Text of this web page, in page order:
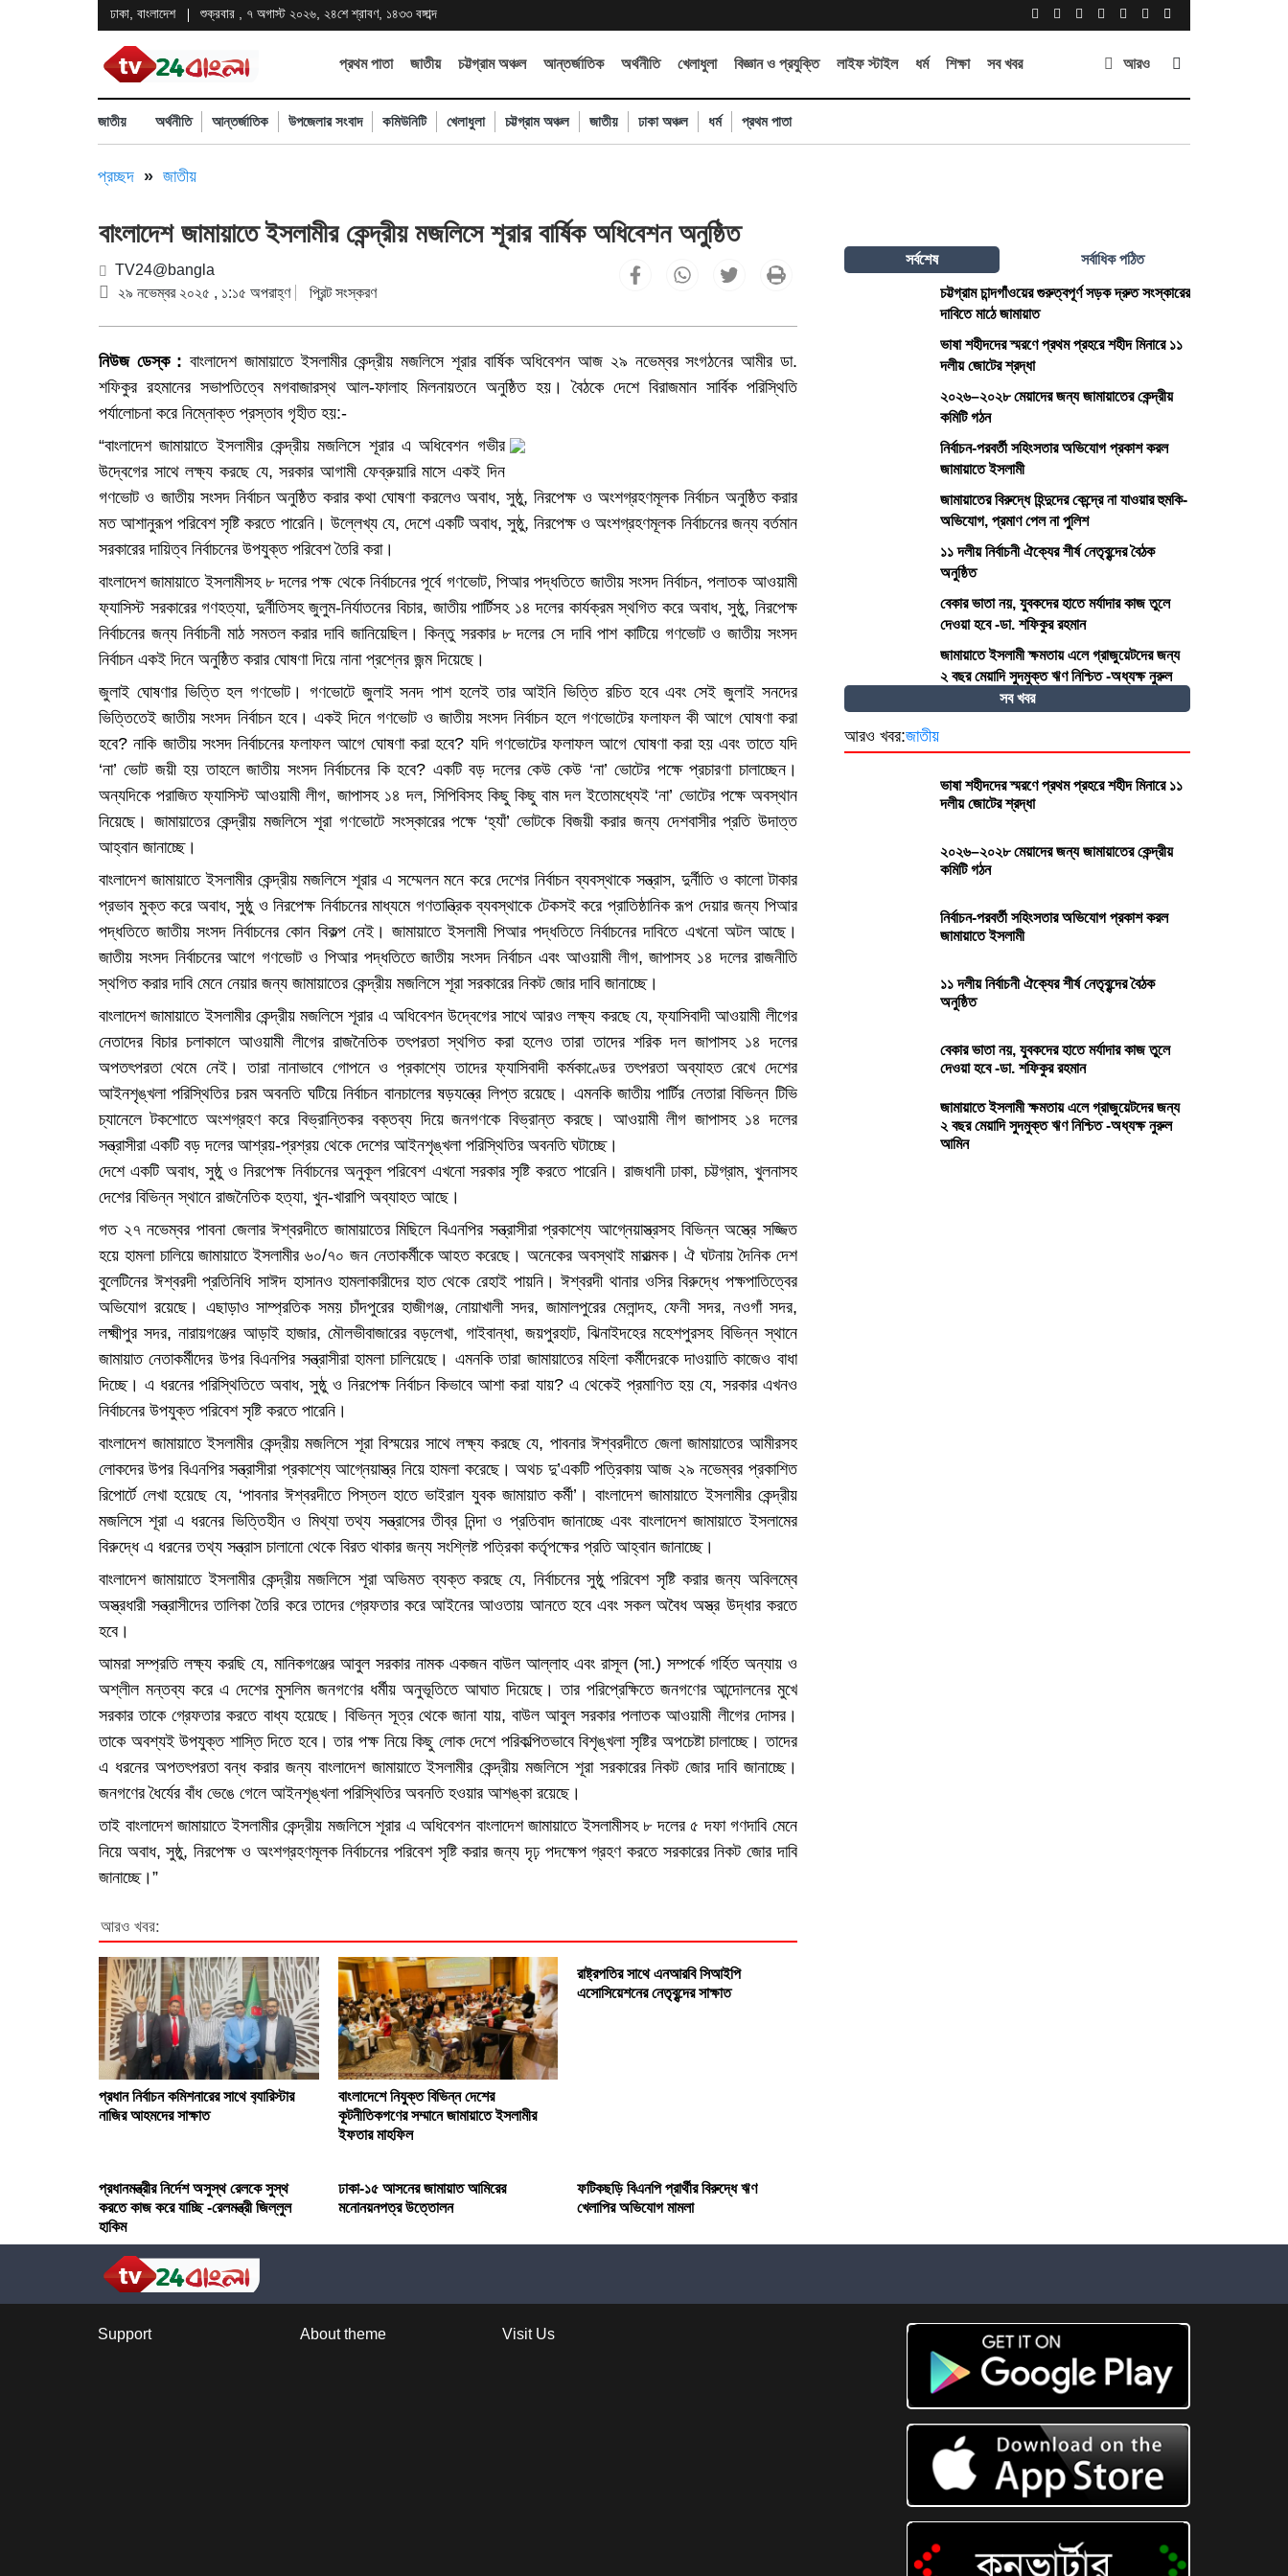
ঢাকা, বাংলাদেশ শুক্রবার , ৭ অগাস্ট ২০২৬, ২৪শে শ্রাবণ, ১৪৩৩ বঙ্গাব্দ
প্রথম পাতা জাতীয় চট্টগ্রাম অঞ্চল আন্তর্জাতিক অর্থনীতি খেলাধুলা বিজ্ঞান ও প্রযুক্তি লাইফ স্টাইল ধর্ম শিক্ষা সব খবর আরও
জাতীয় অর্থনীতি আন্তর্জাতিক উপজেলার সংবাদ কমিউনিটি খেলাধুলা চট্টগ্রাম অঞ্চল জাতীয় ঢাকা অঞ্চল ধর্ম প্রথম পাতা
প্রচ্ছদ » জাতীয়
বাংলাদেশ জামায়াতে ইসলামীর কেন্দ্রীয় মজলিসে শূরার বার্ষিক অধিবেশন অনুষ্ঠিত
TV24@bangla
২৯ নভেম্বর ২০২৫ , ১:১৫ অপরাহ্ণ
প্রিন্ট সংস্করণ
নিউজ ডেস্ক :বাংলাদেশ জামায়াতে ইসলামীর কেন্দ্রীয় মজলিসে শূরার বার্ষিক অধিবেশন আজ ২৯ নভেম্বর সংগঠনের আমীর ডা.
শফিকুর রহমানের সভাপতিত্বে মগবাজারস্থ আল-ফালাহ মিলনায়তনে অনুষ্ঠিত হয়। বৈঠকে দেশে বিরাজমান সার্বিক পরিস্থিতি
পর্যালোচনা করে নিম্নোক্ত প্রস্তাব গৃহীত হয়:-
“বাংলাদেশ জামায়াতে ইসলামীর কেন্দ্রীয় মজলিসে শূরার এ অধিবেশন গভীর
উদ্বেগের সাথে লক্ষ্য করছে যে, সরকার আগামী ফেব্রুয়ারি মাসে একই দিন
গণভোট ও জাতীয় সংসদ নির্বাচন অনুষ্ঠিত করার কথা ঘোষণা করলেও অবাধ, সুষ্ঠু, নিরপেক্ষ ও অংশগ্রহণমূলক নির্বাচন অনুষ্ঠিত করার
মত আশানুরূপ পরিবেশ সৃষ্টি করতে পারেনি। উল্লেখ্য যে, দেশে একটি অবাধ, সুষ্ঠু, নিরপেক্ষ ও অংশগ্রহণমূলক নির্বাচনের জন্য বর্তমান
সরকারের দায়িত্ব নির্বাচনের উপযুক্ত পরিবেশ তৈরি করা।
বাংলাদেশ জামায়াতে ইসলামীসহ ৮ দলের পক্ষ থেকে নির্বাচনের পূর্বে গণভোট, পিআর পদ্ধতিতে জাতীয় সংসদ নির্বাচন, পলাতক আওয়ামী
ফ্যাসিস্ট সরকারের গণহত্যা, দুর্নীতিসহ জুলুম-নির্যাতনের বিচার, জাতীয় পার্টিসহ ১৪ দলের কার্যক্রম স্থগিত করে অবাধ, সুষ্ঠু, নিরপেক্ষ
নির্বাচনের জন্য নির্বাচনী মাঠ সমতল করার দাবি জানিয়েছিল। কিন্তু সরকার ৮ দলের সে দাবি পাশ কাটিয়ে গণভোট ও জাতীয় সংসদ
নির্বাচন একই দিনে অনুষ্ঠিত করার ঘোষণা দিয়ে নানা প্রশ্নের জন্ম দিয়েছে।
জুলাই ঘোষণার ভিত্তি হল গণভোট। গণভোটে জুলাই সনদ পাশ হলেই তার আইনি ভিত্তি রচিত হবে এবং সেই জুলাই সনদের
ভিত্তিতেই জাতীয় সংসদ নির্বাচন হবে। একই দিনে গণভোট ও জাতীয় সংসদ নির্বাচন হলে গণভোটের ফলাফল কী আগে ঘোষণা করা
হবে? নাকি জাতীয় সংসদ নির্বাচনের ফলাফল আগে ঘোষণা করা হবে? যদি গণভোটের ফলাফল আগে ঘোষণা করা হয় এবং তাতে যদি
‘না’ ভোট জয়ী হয় তাহলে জাতীয় সংসদ নির্বাচনের কি হবে? একটি বড় দলের কেউ কেউ ‘না’ ভোটের পক্ষে প্রচারণা চালাচ্ছেন।
অন্যদিকে পরাজিত ফ্যাসিস্ট আওয়ামী লীগ, জাপাসহ ১৪ দল, সিপিবিসহ কিছু কিছু বাম দল ইতোমধ্যেই ‘না’ ভোটের পক্ষে অবস্থান
নিয়েছে। জামায়াতের কেন্দ্রীয় মজলিসে শূরা গণভোটে সংস্কারের পক্ষে ‘হ্যাঁ’ ভোটকে বিজয়ী করার জন্য দেশবাসীর প্রতি উদাত্ত
আহ্বান জানাচ্ছে।
বাংলাদেশ জামায়াতে ইসলামীর কেন্দ্রীয় মজলিসে শূরার এ সম্মেলন মনে করে দেশের নির্বাচন ব্যবস্থাকে সন্ত্রাস, দুর্নীতি ও কালো টাকার
প্রভাব মুক্ত করে অবাধ, সুষ্ঠু ও নিরপেক্ষ নির্বাচনের মাধ্যমে গণতান্ত্রিক ব্যবস্থাকে টেকসই করে প্রাতিষ্ঠানিক রূপ দেয়ার জন্য পিআর
পদ্ধতিতে জাতীয় সংসদ নির্বাচনের কোন বিকল্প নেই। জামায়াতে ইসলামী পিআর পদ্ধতিতে নির্বাচনের দাবিতে এখনো অটল আছে।
জাতীয় সংসদ নির্বাচনের আগে গণভোট ও পিআর পদ্ধতিতে জাতীয় সংসদ নির্বাচন এবং আওয়ামী লীগ, জাপাসহ ১৪ দলের রাজনীতি
স্থগিত করার দাবি মেনে নেয়ার জন্য জামায়াতের কেন্দ্রীয় মজলিসে শূরা সরকারের নিকট জোর দাবি জানাচ্ছে।
বাংলাদেশ জামায়াতে ইসলামীর কেন্দ্রীয় মজলিসে শূরার এ অধিবেশন উদ্বেগের সাথে আরও লক্ষ্য করছে যে, ফ্যাসিবাদী আওয়ামী লীগের
নেতাদের বিচার চলাকালে আওয়ামী লীগের রাজনৈতিক তৎপরতা স্থগিত করা হলেও তারা তাদের শরিক দল জাপাসহ ১৪ দলের
অপতৎপরতা থেমে নেই। তারা নানাভাবে গোপনে ও প্রকাশ্যে তাদের ফ্যাসিবাদী কর্মকাণ্ডের তৎপরতা অব্যাহত রেখে দেশের
আইনশৃঙ্খলা পরিস্থিতির চরম অবনতি ঘটিয়ে নির্বাচন বানচালের ষড়যন্ত্রে লিপ্ত রয়েছে। এমনকি জাতীয় পার্টির নেতারা বিভিন্ন টিভি
চ্যানেলে টকশোতে অংশগ্রহণ করে বিভ্রান্তিকর বক্তব্য দিয়ে জনগণকে বিভ্রান্ত করছে। আওয়ামী লীগ জাপাসহ ১৪ দলের
সন্ত্রাসীরা একটি বড় দলের আশ্রয়-প্রশ্রয় থেকে দেশের আইনশৃঙ্খলা পরিস্থিতির অবনতি ঘটাচ্ছে।
দেশে একটি অবাধ, সুষ্ঠু ও নিরপেক্ষ নির্বাচনের অনুকূল পরিবেশ এখনো সরকার সৃষ্টি করতে পারেনি। রাজধানী ঢাকা, চট্টগ্রাম, খুলনাসহ
দেশের বিভিন্ন স্থানে রাজনৈতিক হত্যা, খুন-খারাপি অব্যাহত আছে।
গত ২৭ নভেম্বর পাবনা জেলার ঈশ্বরদীতে জামায়াতের মিছিলে বিএনপির সন্ত্রাসীরা প্রকাশ্যে আগ্নেয়াস্ত্রসহ বিভিন্ন অস্ত্রে সজ্জিত
হয়ে হামলা চালিয়ে জামায়াতে ইসলামীর ৬০/৭০ জন নেতাকর্মীকে আহত করেছে। অনেকের অবস্থাই মারাত্মক। ঐ ঘটনায় দৈনিক দেশ
বুলেটিনের ঈশ্বরদী প্রতিনিধি সাঈদ হাসানও হামলাকারীদের হাত থেকে রেহাই পায়নি। ঈশ্বরদী থানার ওসির বিরুদ্ধে পক্ষপাতিত্বের
অভিযোগ রয়েছে। এছাড়াও সাম্প্রতিক সময় চাঁদপুরের হাজীগঞ্জ, নোয়াখালী সদর, জামালপুরের মেলান্দহ, ফেনী সদর, নওগাঁ সদর,
লক্ষ্মীপুর সদর, নারায়গঞ্জের আড়াই হাজার, মৌলভীবাজারের বড়লেখা, গাইবান্ধা, জয়পুরহাট, ঝিনাইদহের মহেশপুরসহ বিভিন্ন স্থানে
জামায়াত নেতাকর্মীদের উপর বিএনপির সন্ত্রাসীরা হামলা চালিয়েছে। এমনকি তারা জামায়াতের মহিলা কর্মীদেরকে দাওয়াতি কাজেও বাধা
দিচ্ছে। এ ধরনের পরিস্থিতিতে অবাধ, সুষ্ঠু ও নিরপেক্ষ নির্বাচন কিভাবে আশা করা যায়? এ থেকেই প্রমাণিত হয় যে, সরকার এখনও
নির্বাচনের উপযুক্ত পরিবেশ সৃষ্টি করতে পারেনি।
বাংলাদেশ জামায়াতে ইসলামীর কেন্দ্রীয় মজলিসে শূরা বিস্ময়ের সাথে লক্ষ্য করছে যে, পাবনার ঈশ্বরদীতে জেলা জামায়াতের আমীরসহ
লোকদের উপর বিএনপির সন্ত্রাসীরা প্রকাশ্যে আগ্নেয়াস্ত্র নিয়ে হামলা করেছে। অথচ দু’একটি পত্রিকায় আজ ২৯ নভেম্বর প্রকাশিত
রিপোর্টে লেখা হয়েছে যে, ‘পাবনার ঈশ্বরদীতে পিস্তল হাতে ভাইরাল যুবক জামায়াত কর্মী’। বাংলাদেশ জামায়াতে ইসলামীর কেন্দ্রীয়
মজলিসে শূরা এ ধরনের ভিত্তিহীন ও মিথ্যা তথ্য সন্ত্রাসের তীব্র নিন্দা ও প্রতিবাদ জানাচ্ছে এবং বাংলাদেশ জামায়াতে ইসলামের
বিরুদ্ধে এ ধরনের তথ্য সন্ত্রাস চালানো থেকে বিরত থাকার জন্য সংশ্লিষ্ট পত্রিকা কর্তৃপক্ষের প্রতি আহ্বান জানাচ্ছে।
বাংলাদেশ জামায়াতে ইসলামীর কেন্দ্রীয় মজলিসে শূরা অভিমত ব্যক্ত করছে যে, নির্বাচনের সুষ্ঠু পরিবেশ সৃষ্টি করার জন্য অবিলম্বে
অস্ত্রধারী সন্ত্রাসীদের তালিকা তৈরি করে তাদের গ্রেফতার করে আইনের আওতায় আনতে হবে এবং সকল অবৈধ অস্ত্র উদ্ধার করতে
হবে।
আমরা সম্প্রতি লক্ষ্য করছি যে, মানিকগঞ্জের আবুল সরকার নামক একজন বাউল আল্লাহ এবং রাসূল (সা.) সম্পর্কে গর্হিত অন্যায় ও
অশ্লীল মন্তব্য করে এ দেশের মুসলিম জনগণের ধর্মীয় অনুভূতিতে আঘাত দিয়েছে। তার পরিপ্রেক্ষিতে জনগণের আন্দোলনের মুখে
সরকার তাকে গ্রেফতার করতে বাধ্য হয়েছে। বিভিন্ন সূত্র থেকে জানা যায়, বাউল আবুল সরকার পলাতক আওয়ামী লীগের দোসর।
তাকে অবশ্যই উপযুক্ত শাস্তি দিতে হবে। তার পক্ষ নিয়ে কিছু লোক দেশে পরিকল্পিতভাবে বিশৃঙ্খলা সৃষ্টির অপচেষ্টা চালাচ্ছে। তাদের
এ ধরনের অপতৎপরতা বন্ধ করার জন্য বাংলাদেশ জামায়াতে ইসলামীর কেন্দ্রীয় মজলিসে শূরা সরকারের নিকট জোর দাবি জানাচ্ছে।
জনগণের ধৈর্যের বাঁধ ভেঙে গেলে আইনশৃঙ্খলা পরিস্থিতির অবনতি হওয়ার আশঙ্কা রয়েছে।
তাই বাংলাদেশ জামায়াতে ইসলামীর কেন্দ্রীয় মজলিসে শূরার এ অধিবেশন বাংলাদেশ জামায়াতে ইসলামীসহ ৮ দলের ৫ দফা গণদাবি মেনে
নিয়ে অবাধ, সুষ্ঠু, নিরপেক্ষ ও অংশগ্রহণমূলক নির্বাচনের পরিবেশ সৃষ্টি করার জন্য দৃঢ় পদক্ষেপ গ্রহণ করতে সরকারের নিকট জোর দাবি
জানাচ্ছে।”
আরও খবর:
প্রধান নির্বাচন কমিশনারের সাথে ব‍্যারিস্টার
নাজির আহমদের সাক্ষাত
বাংলাদেশে নিযুক্ত বিভিন্ন দেশের
কূটনীতিকগণের সম্মানে জামায়াতে ইসলামীর
ইফতার মাহফিল
রাষ্ট্রপতির সাথে এনআরবি সিআইপি
এসোসিয়েশনের নেতৃবৃন্দের সাক্ষাত
প্রধানমন্ত্রীর নির্দেশ অসুস্থ রেলকে সুস্থ
করতে কাজ করে যাচ্ছি -রেলমন্ত্রী জিল্লুল
হাকিম
ঢাকা-১৫ আসনের জামায়াত আমিরের
মনোনয়নপত্র উত্তোলন
ফটিকছড়ি বিএনপি প্রার্থীর বিরুদ্ধে ঋণ
খেলাপির অভিযোগ মামলা
সর্বশেষ সর্বাধিক পঠিত
চট্টগ্রাম চান্দগাঁওয়ের গুরুত্বপূর্ণ সড়ক দ্রুত সংস্কারের
দাবিতে মাঠে জামায়াত
ভাষা শহীদদের স্মরণে প্রথম প্রহরে শহীদ মিনারে ১১
দলীয় জোটের শ্রদ্ধা
২০২৬–২০২৮ মেয়াদের জন্য জামায়াতের কেন্দ্রীয়
কমিটি গঠন
নির্বাচন-পরবর্তী সহিংসতার অভিযোগ প্রকাশ করল
জামায়াতে ইসলামী
জামায়াতের বিরুদ্ধে হিন্দুদের কেন্দ্রে না যাওয়ার হুমকি-
অভিযোগ, প্রমাণ পেল না পুলিশ
১১ দলীয় নির্বাচনী ঐক্যের শীর্ষ নেতৃবৃন্দের বৈঠক
অনুষ্ঠিত
বেকার ভাতা নয়, যুবকদের হাতে মর্যাদার কাজ তুলে
দেওয়া হবে -ডা. শফিকুর রহমান
জামায়াতে ইসলামী ক্ষমতায় এলে গ্রাজুয়েটদের জন্য
২ বছর মেয়াদি সুদমুক্ত ঋণ নিশ্চিত -অধ্যক্ষ নুরুল
সব খবর
আরও খবর:জাতীয়
ভাষা শহীদদের স্মরণে প্রথম প্রহরে শহীদ মিনারে ১১
দলীয় জোটের শ্রদ্ধা
২০২৬–২০২৮ মেয়াদের জন্য জামায়াতের কেন্দ্রীয়
কমিটি গঠন
নির্বাচন-পরবর্তী সহিংসতার অভিযোগ প্রকাশ করল
জামায়াতে ইসলামী
১১ দলীয় নির্বাচনী ঐক্যের শীর্ষ নেতৃবৃন্দের বৈঠক
অনুষ্ঠিত
বেকার ভাতা নয়, যুবকদের হাতে মর্যাদার কাজ তুলে
দেওয়া হবে -ডা. শফিকুর রহমান
জামায়াতে ইসলামী ক্ষমতায় এলে গ্রাজুয়েটদের জন্য
২ বছর মেয়াদি সুদমুক্ত ঋণ নিশ্চিত -অধ্যক্ষ নুরুল
আমিন
Support About theme Visit Us